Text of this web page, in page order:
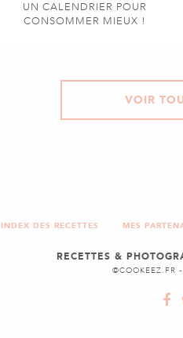
UN CALENDRIER POUR
CONSOMMER MIEUX !
VOIR
INDEX DES RECETTES MES
RECETTES &
©COOKEEZ.FR -